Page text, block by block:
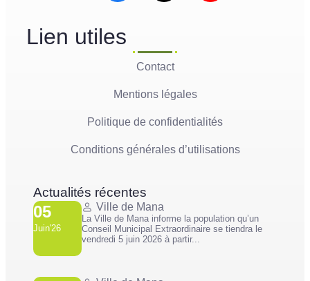
Lien utiles
Contact
Mentions légales
Politique de confidentialités
Conditions générales d’utilisations
Actualités récentes
05
Juin'26
Ville de Mana
La Ville de Mana informe la population qu’un
Conseil Municipal Extraordinaire se tiendra le
vendredi 5 juin 2026 à partir...